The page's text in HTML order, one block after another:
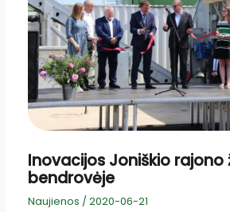
Inovacijos Joniškio rajono
bendrovėje
Naujienos / 2020-06-21